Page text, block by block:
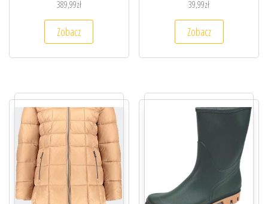
389,99zł
Zobacz
39,99zł
Zobacz